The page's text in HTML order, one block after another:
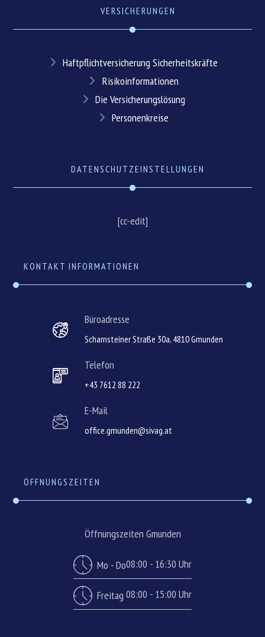
VERSICHERUNGEN
Haftpflichtversicherung Sicherheitskräfte
Risikoinformationen
Die Versicherungslösung
Personenkreise
DATENSCHUTZEINSTELLUNGEN
[cc-edit]
KONTAKT INFORMATIONEN
Büroadresse
Scharnsteiner Straße 30a, 4810 Gmunden
Telefon
+43 7612 88 222
E-Mail
office.gmunden@sivag.at
ÖFFNUNGSZEITEN
Öffnungszeiten Gmunden
Mo - Do08:00 - 16:30 Uhr
Freitag 08:00 - 15:00 Uhr